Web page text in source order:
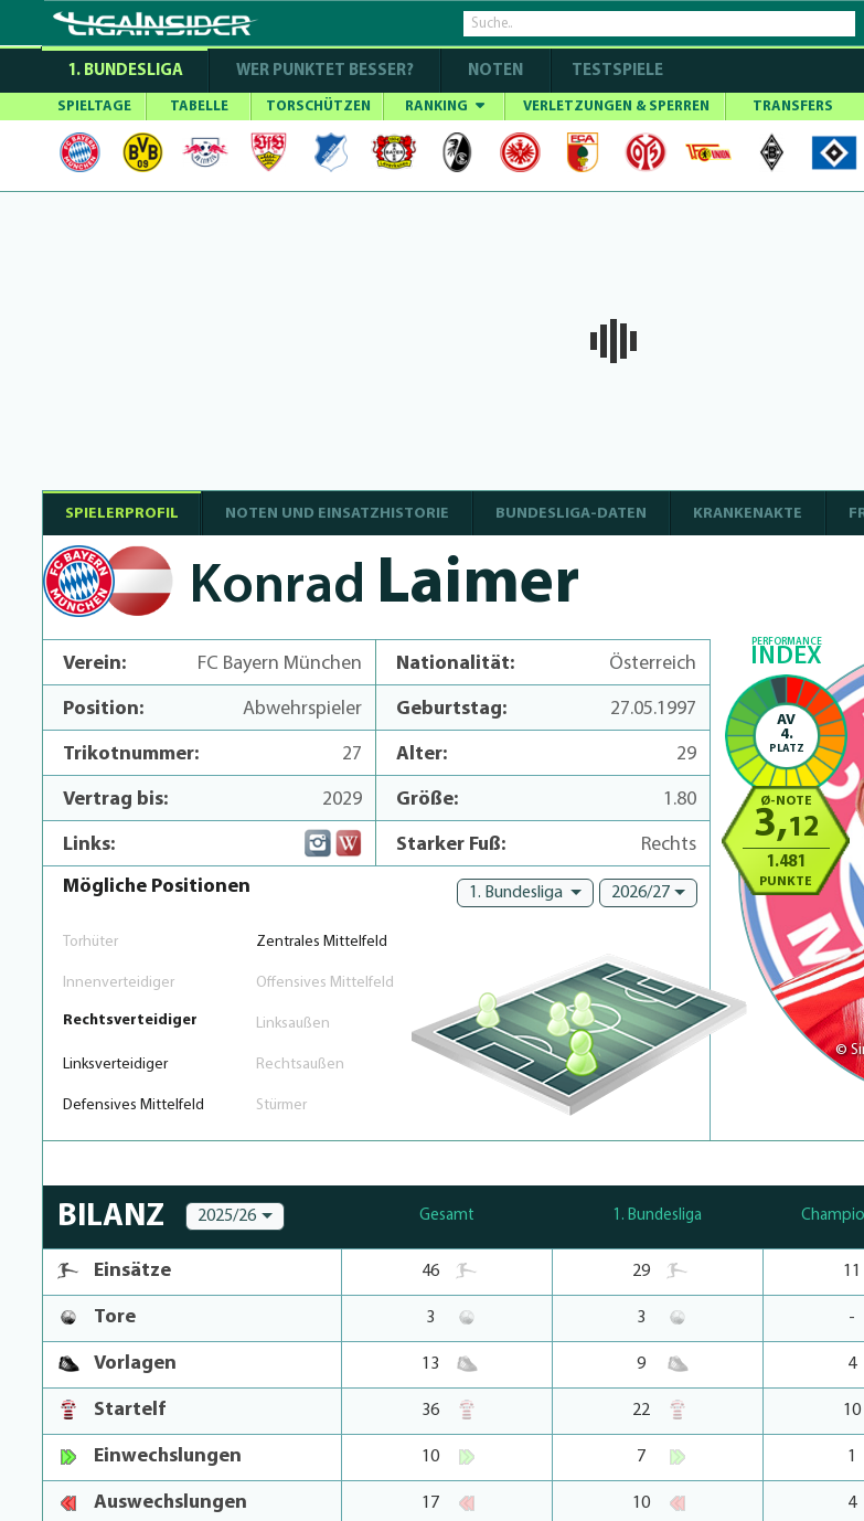
1. BUNDESLIGA WER PUNKTET BESSER? NOTEN TESTSPIELE
SPIELTAGE TABELLE TORSCHÜTZEN RANKING VERLETZUNGEN & SPERREN TRANSFERS
SPIELERPROFIL NOTEN UND EINSATZHISTORIE BUNDESLIGA-DATEN KRANKENAKTE
Konrad Laimer
Verein: FC Bayern München
Position: Abwehrspieler
Trikotnummer: 27
Vertrag bis: 2029
Links:
Nationalität: Österreich
Geburtstag: 27.05.1997
Alter: 29
Größe: 1.80
Starker Fuß:
Rechts
Mögliche Positionen
1. Bundesliga 2026/27
Torhüter Zentrales Mittelfeld
Innenverteidiger Offensives Mittelfeld
Rechtsverteidiger Linksaußen
Linksverteidiger Rechtsaußen
Defensives Mittelfeld Stürmer
©
PERFORMANCE
INDEX
AV
4.
PLATZ
Ø-NOTE
3,12
1.481
PUNKTE
BILANZ 2025/26 Gesamt 1. Bundesliga
Einsätze 46 29 11
Tore 3 3 -
Vorlagen 13 9 4
Startelf 36 22 10
Einwechslungen 10 7 1
Auswechslungen 17 10 4